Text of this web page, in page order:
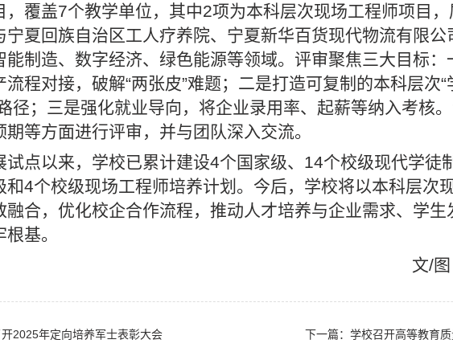
，覆盖7个教学单位，其中2项为本科层次现场工程师项目，
宁夏回族自治区工人疗养院、宁夏新华百货现代物流有限
能制造、数字经济、绿色能源等领域。评审聚焦三大目标：
流程对接，破解“两张皮”难题；二是打造可复制的本科层
径；三是强化就业导向，将企业录用率、起薪等纳入考核
期等方面进行评审，并与团队深入交流。
试点以来，学校已累计建设4个国家级、14个校级现代学徒
和4个校级现场工程师培养计划。今后，学校将以本科层次
融合，优化校企合作流程，推动人才培养与企业需求、学
根基。
文/
2025年定向培养军士表彰大会 下一篇：学校召开高等教育